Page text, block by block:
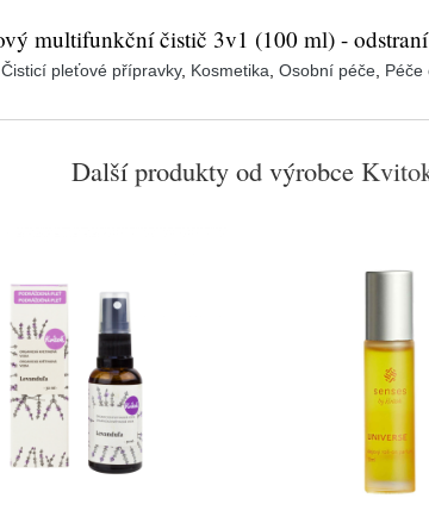
multifunkční čistič 3v1 (100 ml) -
Čisticí pleťové přípravky, Kosmetika Osobní péče, Péče
Další produkty od výrobce